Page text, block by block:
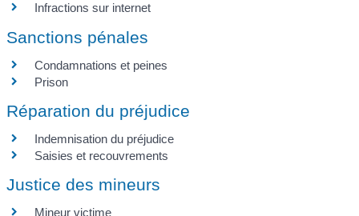
Infractions sur internet
Sanctions pénales
Condamnations et peines
Prison
Réparation du préjudice
Indemnisation du préjudice
Saisies et recouvrements
Justice des mineurs
Mineur victime